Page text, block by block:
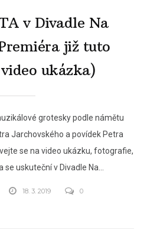
v Divadle Na
již tuto
ukázka)
grotesky podle námětu
Jarchovského a povídek Petra
se na video ukázku, fotografie,
uskuteční v Divadle Na...
18. 3. 2019 0